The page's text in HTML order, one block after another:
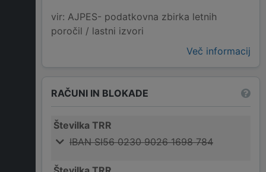
vir: AJPES- podatkovna zbirka letnih
poročil / lastni izvori
Več informacij
RAČUNI IN BLOKADE
Številka TRR
IBAN SI56 0230 9026 1698 784